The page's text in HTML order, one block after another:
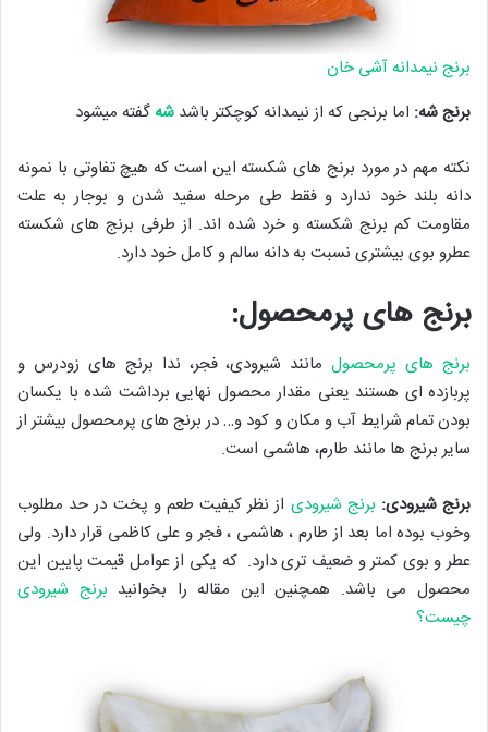
برنج نیمدانه آشی خان
برنج شه: اما برنجی که از نیمدانه کوچکتر باشد شه گفته میشود
نکته مهم در مورد برنج های شکسته این است که هیچ تفاوتی با نمونه
دانه بلند خود ندارد و فقط طی مرحله سفید شدن و بوجار به علت
مقاومت کم برنج شکسته و خرد شده اند. از طرفی برنج های شکسته
عطرو بوی بیشتری نسبت به دانه سالم و کامل خود دارد.
برنج های پرمحصول:
برنج های پرمحصولمانند شیرودی، فجر، ندا برنج های زودرس و
پربازده ای هستند یعنی مقدار محصول نهایی برداشت شده با یکسان
بودن تمام شرایط آب و مکان و کود و… در برنج های پرمحصول بیشتر از
سایر برنج ها مانند طارم، هاشمی است.
برنج شیرودی: برنج شیرودی از نظر کیفیت طعم و پخت در حد مطلوب
وخوب بوده اما بعد از طارم ،‌ هاشمی ،‌ فجر و علی کاظمی قرار دارد. ولی
عطر و بوی کمتر و ضعیف تری دارد. که یکی از عوامل قیمت پایین این
محصول می باشد. همچنین این مقاله را بخوانید برنج شیرودی
چیست؟